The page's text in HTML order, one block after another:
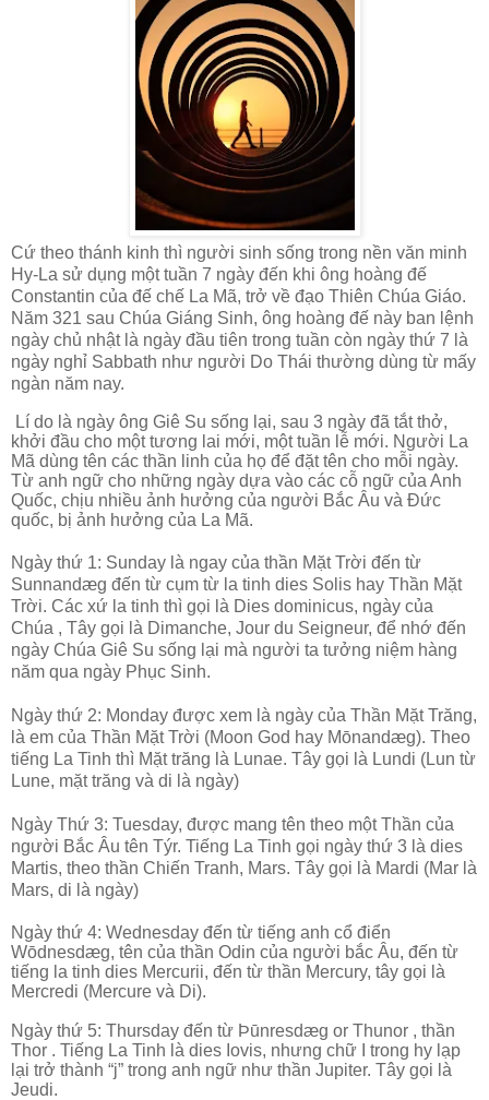
Cứ theo thánh kinh thì người sinh sống trong nền văn minh
Hy-La sử dụng một tuần 7 ngày đến khi ông hoàng đế
Constantin của đế chế La Mã, trở về đạo Thiên Chúa Giáo.
Năm 321 sau Chúa Giáng Sinh, ông hoàng đế này ban lệnh
ngày chủ nhật là ngày đầu tiên trong tuần còn ngày thứ 7 là
ngày nghỉ Sabbath như người Do Thái thường dùng từ mấy
ngàn năm nay.
Lí do là ngày ông Giê Su sống lại, sau 3 ngày đã tắt thở,
khởi đầu cho một tương lai mới, một tuần lễ mới. Người La
Mã dùng tên các thần linh của họ để đặt tên cho mỗi ngày.
Từ anh ngữ cho những ngày dựa vào các cỗ ngữ của Anh
Quốc, chịu nhiều ảnh hưởng của người Bắc Âu và Đức
quốc, bị ảnh hưởng của La Mã.
Ngày thứ 1: Sunday là ngay của thần Mặt Trời đến từ
Sunnandæg đến từ cụm từ la tinh dies Solis hay Thần Mặt
Trời. Các xứ la tinh thì gọi là Dies dominicus, ngày của
Chúa , Tây gọi là Dimanche, Jour du Seigneur, để nhớ đến
ngày Chúa Giê Su sống lại mà người ta tưởng niệm hàng
năm qua ngày Phục Sinh.
Ngày thứ 2: Monday được xem là ngày của Thần Mặt Trăng,
là em của Thần Mặt Trời (Moon God hay Mōnandæg). Theo
tiếng La Tinh thì Mặt trăng là Lunae. Tây gọi là Lundi (Lun từ
Lune, mặt trăng và di là ngày)
Ngày Thứ 3: Tuesday, được mang tên theo một Thần của
người Bắc Âu tên Týr. Tiếng La Tinh gọi ngày thứ 3 là dies
Martis, theo thần Chiến Tranh, Mars. Tây gọi là Mardi (Mar là
Mars, di là ngày)
Ngày thứ 4: Wednesday đến từ tiếng anh cổ điển
Wōdnesdæg, tên của thần Odin của người bắc Âu, đến từ
tiếng la tinh dies Mercurii, đến từ thần Mercury, tây gọi là
Mercredi (Mercure và Di).
Ngày thứ 5: Thursday đến từ Þūnresdæg or Thunor , thần
Thor . Tiếng La Tinh là dies Iovis, nhưng chữ I trong hy lạp
lại trở thành “j” trong anh ngữ như thần Jupiter. Tây gọi là
Jeudi.